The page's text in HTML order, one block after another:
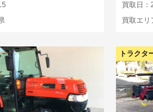
買取日
買取エリ
トラクタ